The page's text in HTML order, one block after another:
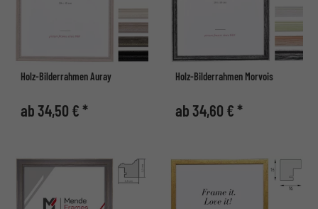
Holz-Bilderrahmen Auray
ab 34,50 € *
Holz-Bilderrahmen Morvois
ab 34,60 € *